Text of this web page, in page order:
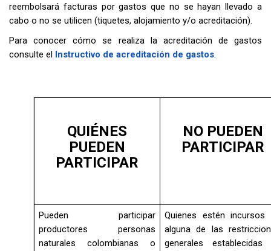
reembolsará facturas por gastos que no se hayan llevado a
cabo o no se utilicen (tiquetes, alojamiento y/o acreditación).
Para conocer cómo se realiza la acreditación de gastos
consulte el
Instructivo de acreditación de gastos.
QUIÉNES
PUEDEN
PARTICIPAR
NO PUEDEN
PARTICIPAR
Pueden participar
productores personas
naturales colombianas o
Quienes estén incursos
alguna de las
generales establecidas